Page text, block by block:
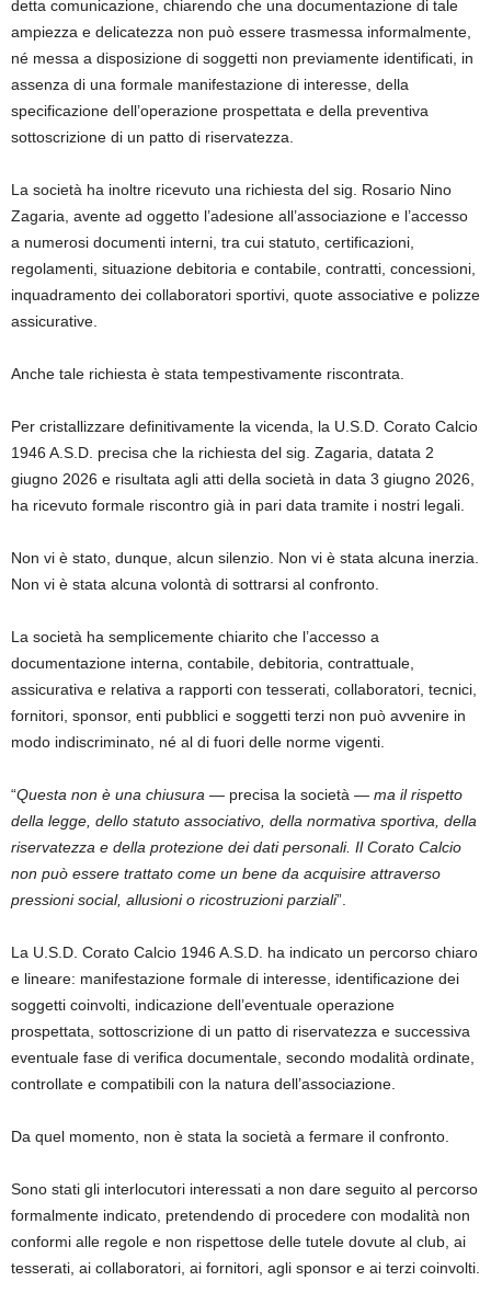
detta comunicazione, chiarendo che una documentazione di tale
ampiezza e delicatezza non può essere trasmessa informalmente,
né messa a disposizione di soggetti non previamente identificati, in
assenza di una formale manifestazione di interesse, della
specificazione dell’operazione prospettata e della preventiva
sottoscrizione di un patto di riservatezza.
La società ha inoltre ricevuto una richiesta del sig. Rosario Nino
Zagaria, avente ad oggetto l’adesione all’associazione e l’accesso
a numerosi documenti interni, tra cui statuto, certificazioni,
regolamenti, situazione debitoria e contabile, contratti, concessioni,
inquadramento dei collaboratori sportivi, quote associative e polizze
assicurative.
Anche tale richiesta è stata tempestivamente riscontrata.
Per cristallizzare definitivamente la vicenda, la U.S.D. Corato Calcio
1946 A.S.D. precisa che la richiesta del sig. Zagaria, datata 2
giugno 2026 e risultata agli atti della società in data 3 giugno 2026,
ha ricevuto formale riscontro già in pari data tramite i nostri legali.
Non vi è stato, dunque, alcun silenzio. Non vi è stata alcuna inerzia.
Non vi è stata alcuna volontà di sottrarsi al confronto.
La società ha semplicemente chiarito che l’accesso a
documentazione interna, contabile, debitoria, contrattuale,
assicurativa e relativa a rapporti con tesserati, collaboratori, tecnici,
fornitori, sponsor, enti pubblici e soggetti terzi non può avvenire in
modo indiscriminato, né al di fuori delle norme vigenti.
“Questa non è una chiusura — precisa la società — ma il rispetto
della legge, dello statuto associativo, della normativa sportiva, della
riservatezza e della protezione dei dati personali. Il Corato Calcio
non può essere trattato come un bene da acquisire attraverso
pressioni social, allusioni o ricostruzioni parziali”.
La U.S.D. Corato Calcio 1946 A.S.D. ha indicato un percorso chiaro
e lineare: manifestazione formale di interesse, identificazione dei
soggetti coinvolti, indicazione dell’eventuale operazione
prospettata, sottoscrizione di un patto di riservatezza e successiva
eventuale fase di verifica documentale, secondo modalità ordinate,
controllate e compatibili con la natura dell’associazione.
Da quel momento, non è stata la società a fermare il confronto.
Sono stati gli interlocutori interessati a non dare seguito al percorso
formalmente indicato, pretendendo di procedere con modalità non
conformi alle regole e non rispettose delle tutele dovute al club, ai
tesserati, ai collaboratori, ai fornitori, agli sponsor e ai terzi coinvolti.